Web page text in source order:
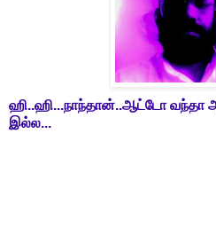
ஹி..ஹி...நாந்தான்..ஆட்டோ வந்தா
இல்ல...